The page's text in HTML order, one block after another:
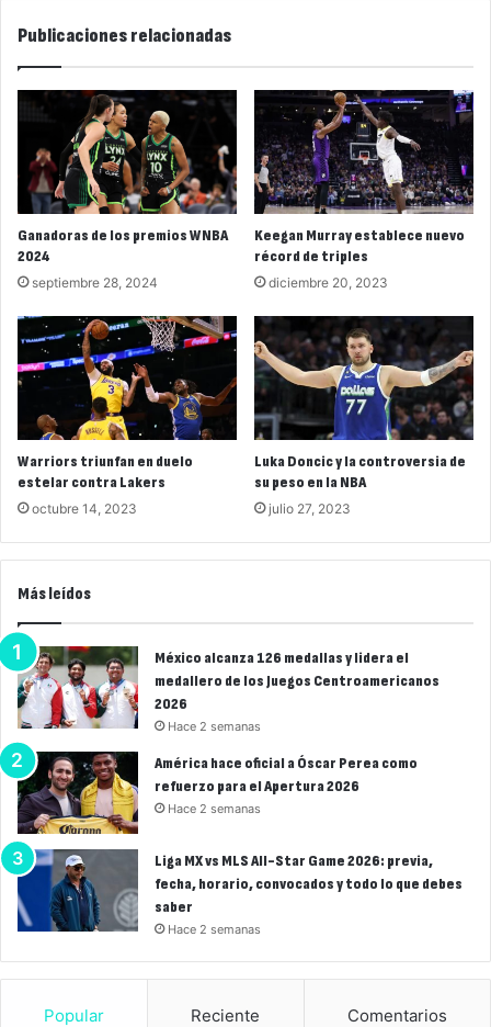
Publicaciones relacionadas
Ganadoras de los premios WNBA
2024
septiembre 28, 2024
Keegan Murray establece nuevo
récord de triples
diciembre 20, 2023
Warriors triunfan en duelo
estelar contra Lakers
octubre 14, 2023
Luka Doncic y la controversia de
su peso en la NBA
julio 27, 2023
Más leídos
México alcanza 126 medallas y lidera el
medallero de los Juegos Centroamericanos
2026
Hace 2 semanas
América hace oficial a Óscar Perea como
refuerzo para el Apertura 2026
Hace 2 semanas
Liga MX vs MLS All-Star Game 2026: previa,
fecha, horario, convocados y todo lo que debes
saber
Hace 2 semanas
Popular Reciente Comentarios